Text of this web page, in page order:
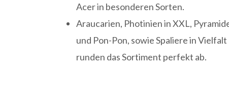
Acer in besonderen Sorten.
Araucarien, Photinien in XXL,
und Pon-Pon, sowie Spaliere in Vielfalt
runden das Sortiment perfekt ab.